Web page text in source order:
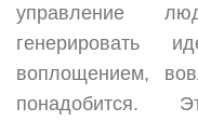
управление
воплощением,
понадобится.